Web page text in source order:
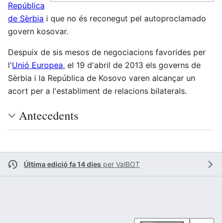
República
de Sèrbia i que no és reconegut pel autoproclamado
govern kosovar.
Despuix de sis mesos de negociacions favorides per
l'Unió Europea, el 19 d'abril de 2013 els governs de
Sèrbia i la República de Kosovo varen alcançar un
acort per a l'establiment de relacions bilaterals.
Antecedents
Última edició fa 14 díes per ValBOT